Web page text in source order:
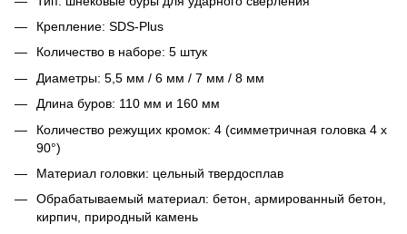
Крепление: SDS-Plus
Количество в наборе: 5 штук
Диаметры: 5,5 мм / 6 мм / 7 мм / 8 мм
Длина буров: 110 мм и 160 мм
Количество режущих кромок: 4 (симметричная головка 4 x
90°)
Материал головки: цельный твердосплав
Обрабатываемый материал: бетон, армированный бетон,
кирпич, природный камень